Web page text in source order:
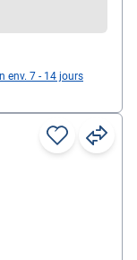
env. 7 - 14 jours